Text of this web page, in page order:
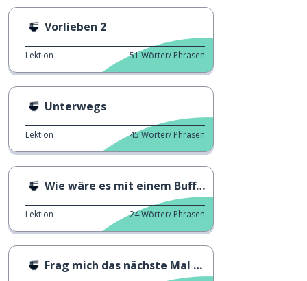
Vorlieben 2
Lektion 51Wörter/ Phrasen
Unterwegs
Lektion 45Wörter/ Phrasen
Wie wäre es mit einem Buffet?
Lektion 24Wörter/ Phrasen
Frag mich das nächste Mal aus.